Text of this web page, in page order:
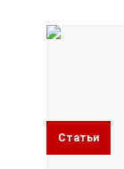
Статьи